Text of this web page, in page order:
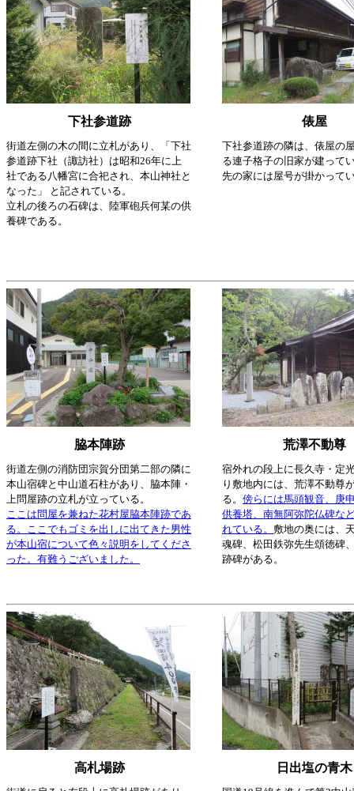
下社参道跡 俵屋
街道左側の木の間に立札があり、「下社
参道跡下社（諏訪社）は昭和26年に上
社である八幡宮に合祀され、本山神社と
なった」 と記されている。
立札の後ろの石碑は、陸軍砲兵何某の供
養碑である。
下社参道跡の隣は、俵屋の
る連子格子の旧家が建って
先の家には屋号が掛かって
脇本陣跡 荒澤不動尊
街道左側の消防団宗賀分団第二部の隣に
本山宿碑と中山道石柱があり、脇本陣・
上問屋跡の立札が立っている。
ここは問屋を兼ねた花村屋脇本陣跡であ
る。ここでもゴミを出しに出てきた男性
が本山宿について色々説明をしてくださ
った。有難うございました。
宿外れの段上に長久寺・定
り敷地内には、荒澤不動尊
る。 傍らには馬頭観音、庚
供養塔、南無阿弥陀仏碑な
れている。 敷地の奥には、
魂碑、松田鉄弥先生頌徳碑
跡碑がある。
高札場跡 日出塩の青木